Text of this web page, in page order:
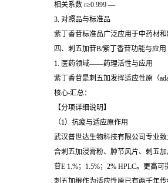
相关系数 r≥0.999 —
3. 对照品与标准品
紫丁香苷标准品广泛应用于中药材和
四、 刺五加苷B/紫丁香苷功能与应用
1. 医药领域——药理活性与应用
紫丁香苷是刺五加发挥适应性原（
核心 汇总：
【分项详细说明】
（1）抗疲与适应原作用
武汉普世达生物科技有限公司专业
合刺五加浸膏粉、肿节风片、刺五
苷E 1.%；1.5%；2% HPLC。更高
刺五加根作为适应性原已有两千年